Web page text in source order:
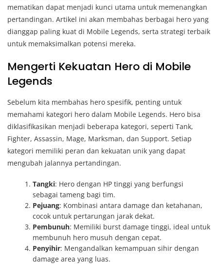
mematikan dapat menjadi kunci utama untuk memenangkan
pertandingan. Artikel ini akan membahas berbagai hero yang
dianggap paling kuat di Mobile Legends, serta strategi terbaik
untuk memaksimalkan potensi mereka.
Mengerti Kekuatan Hero di Mobile
Legends
Sebelum kita membahas hero spesifik, penting untuk
memahami kategori hero dalam Mobile Legends. Hero bisa
diklasifikasikan menjadi beberapa kategori, seperti Tank,
Fighter, Assassin, Mage, Marksman, dan Support. Setiap
kategori memiliki peran dan kekuatan unik yang dapat
mengubah jalannya pertandingan.
Tangki: Hero dengan HP tinggi yang berfungsi
sebagai tameng bagi tim.
Pejuang: Kombinasi antara damage dan ketahanan,
cocok untuk pertarungan jarak dekat.
Pembunuh: Memiliki burst damage tinggi, ideal untuk
membunuh hero musuh dengan cepat.
Penyihir: Mengandalkan kemampuan sihir dengan
damage area yang luas.